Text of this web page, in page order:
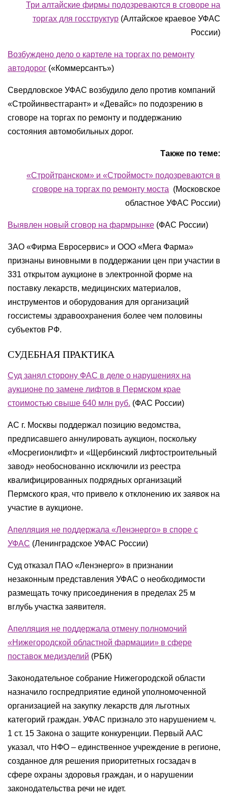
Три алтайские фирмы подозреваются в сговоре на
торгах для госструктур (Алтайское краевое УФАС
России)
Возбуждено дело о картеле на торгах по ремонту
автодорог («Коммерсантъ»)
Свердловское УФАС возбудило дело против компаний
«Стройинвестгарант» и «Девайс» по подозрению в
сговоре на торгах по ремонту и поддержанию
состояния автомобильных дорог.
Также по теме:
«Стройтранском» и «Строймост» подозреваются в
сговоре на торгах по ремонту моста (Московское
областное УФАС России)
Выявлен новый сговор на фармрынке (ФАС России)
ЗАО «Фирма Евросервис» и ООО «Мега Фарма»
признаны виновными в поддержании цен при участии в
331 открытом аукционе в электронной форме на
поставку лекарств, медицинских материалов,
инструментов и оборудования для организаций
госсистемы здравоохранения более чем половины
субъектов РФ.
СУДЕБНАЯ ПРАКТИКА
Суд занял сторону ФАС в деле о нарушениях на
аукционе по замене лифтов в Пермском крае
стоимостью свыше 640 млн руб. (ФАС России)
АС г. Москвы поддержал позицию ведомства,
предписавшего аннулировать аукцион, поскольку
«Мосрегионлифт» и «Щербинский лифтостроительный
завод» необоснованно исключили из реестра
квалифицированных подрядных организаций
Пермского края, что привело к отклонению их заявок на
участие в аукционе.
Апелляция не поддержала «Ленэнерго» в споре с
УФАС (Ленинградское УФАС России)
Суд отказал ПАО «Ленэнерго» в признании
незаконным представления УФАС о необходимости
размещать точку присоединения в пределах 25 м
вглубь участка заявителя.
Апелляция не поддержала отмену полномочий
«Нижегородской областной фармации» в сфере
поставок медизделий (РБК)
Законодательное собрание Нижегородской области
назначило госпредприятие единой уполномоченной
организацией на закупку лекарств для льготных
категорий граждан. УФАС признало это нарушением ч.
1 ст. 15 Закона о защите конкуренции. Первый ААС
указал, что НФО – единственное учреждение в регионе,
созданное для решения приоритетных госзадач в
сфере охраны здоровья граждан, и о нарушении
законодательства речи не идет.